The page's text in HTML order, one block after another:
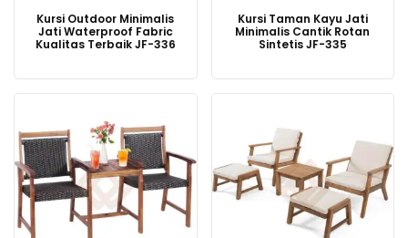
Kursi Outdoor Minimalis
Jati Waterproof Fabric
Kualitas Terbaik JF-336
Kursi Taman Kayu Jati
Minimalis Cantik Rotan
Sintetis JF-335